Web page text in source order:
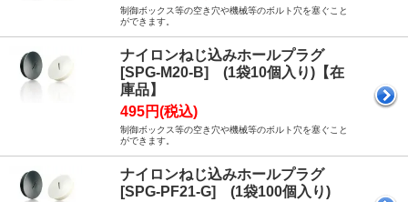
制御ボックス等の空き穴や機械等のボルト穴を塞ぐこと
ができます。
ナイロンねじ込みホールプラグ
[SPG-M20-B] (1袋10個入り)【在
庫品】
495円(税込)
制御ボックス等の空き穴や機械等のボルト穴を塞ぐこと
ができます。
ナイロンねじ込みホールプラグ
[SPG-PF21-G] (1袋100個入り)